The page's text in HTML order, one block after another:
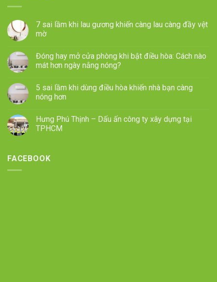
7 sai lầm khi lau gương khiến càng lau càng đầy vệt
mờ
Đóng hay mở cửa phòng khi bật điều hòa: Cách nào
mát hơn ngày nắng nóng?
5 sai lầm khi dùng điều hòa khiến nhà bạn càng
nóng hơn
Hưng Phú Thịnh – Dấu ấn công ty xây dựng tại
TPHCM
FACEBOOK